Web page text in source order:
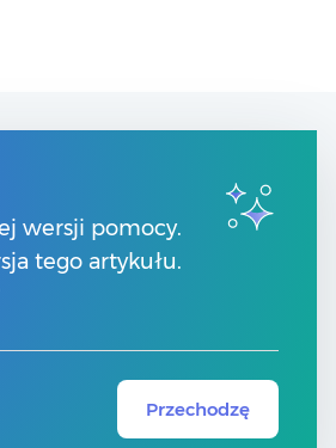
Comarch
wersji pomocy.
tego artykułu.
Przechodzę